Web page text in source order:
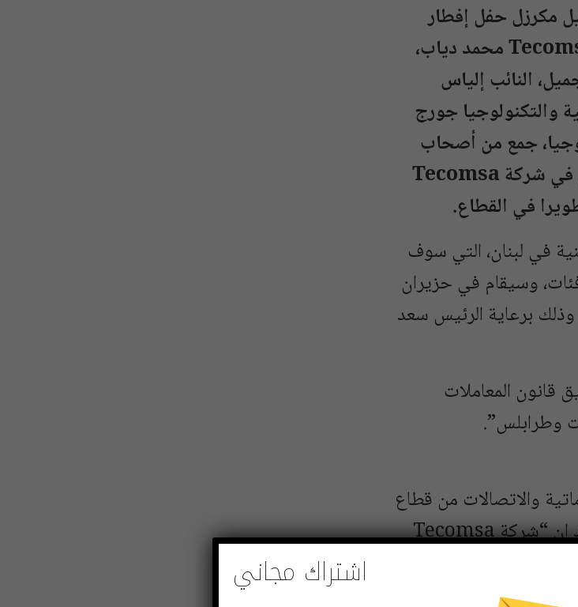
مكرزل حفل إفطار
تكريمي في الحازمية، برعاية رئيس مجلس إدارة شركة Tecomsa محمد دياب،
النائب إلياس
والتكنولوجيا جورج
جمع من أصحاب
شركات المعلوماتية، وتم في خلال الحفل تكريم موظفين في شركة Tecomsa
في القطاع.
في لبنان، التي سوف
وسيقام في حزيران
برعاية الرئيس سعد
قانون المعاملات
وطرابلس”.
والاتصالات من قطاع
عام وخاص وعلى رأسهم النواب والجمعيات والنقابات”، وأكد ان “شركة Tecomsa
وهي ملتزمة
تحت إشراف
اشتراك مجاني